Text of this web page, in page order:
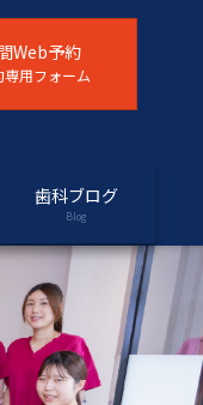
Web予約
専用フォーム
歯科ブログ
Blog